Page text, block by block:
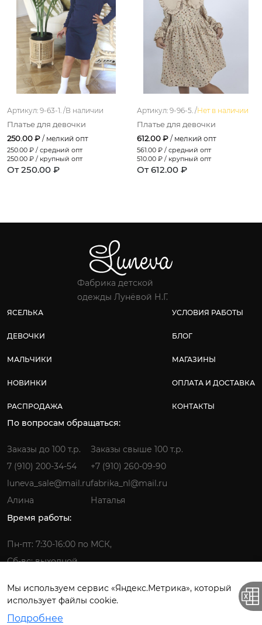
Артикул: 9-63-1. /В наличии
Платье для девочки
250.00 ₽ / мелкий опт
250.00 ₽ / средний опт
250.00 ₽ / крупный опт
От 250.00 ₽
Артикул: 9-96-5. /Нет в наличии
Платье для девочки
612.00 ₽ / мелкий опт
561.00 ₽ / средний опт
510.00 ₽ / крупный опт
От 612.00 ₽
Фабрика детской
одежды Лунёвой Н.Г.
ЯСЕЛЬКА
ДЕВОЧКИ
МАЛЬЧИКИ
НОВИНКИ
РАСПРОДАЖА
УСЛОВИЯ РАБОТЫ
БЛОГ
МАГАЗИНЫ
ОПЛАТА И ДОСТАВКА
КОНТАКТЫ
По вопросам обращаться:
Заказы до 100 т.р.
7 (910) 200-34-54
luneva_sale@mail.ru
Алина
Заказы свыше 100 т.р.
+7 (910) 260-09-90
fabrika_nl@mail.ru
Наталья
Время работы:
Пн-пт: 7:30-16:00 по МСК,
Сб-вс: выходной
Фабрика детской одежды © 2026.
Мы используем сервис «Яндекс.Метрика», который
использует файлы cookie.
Подробнее